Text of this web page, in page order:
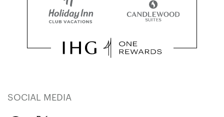
SOCIAL MEDIA